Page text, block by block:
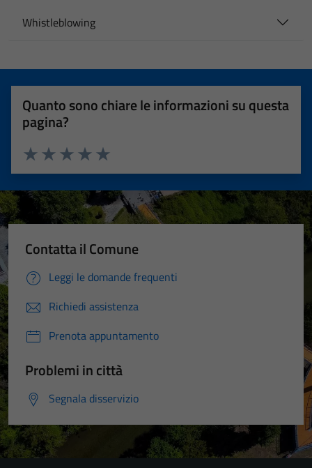
Whistleblowing
Quanto sono chiare le informazioni su questa
pagina?
Valuta 5 stelle su 5
Valuta 4 stelle su 5
Valuta 3 stelle su 5
Valuta 2 stelle su 5
Valuta 1 stelle su 5
Contatta il Comune
Leggi le domande frequenti
Richiedi assistenza
Prenota appuntamento
Problemi in città
Segnala disservizio